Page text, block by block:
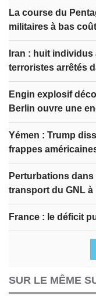
La course du
militaires à bas
Iran : huit
terroristes arrêtés
Engin explosif
Berlin ouvre une
Yémen : Trump
frappes
Perturbations dans
transport du GNL
France : le déficit
SUR LE MÊME